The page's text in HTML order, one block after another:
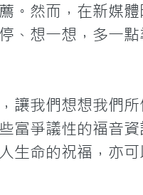
。然而，在新媒
、想一想，多一
讓我們想想我們所
富爭議性的福音
生命的祝福，亦